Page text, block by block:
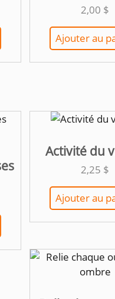
2,00 $
Ajouter au
Activité du
2,25 $
Ajouter au